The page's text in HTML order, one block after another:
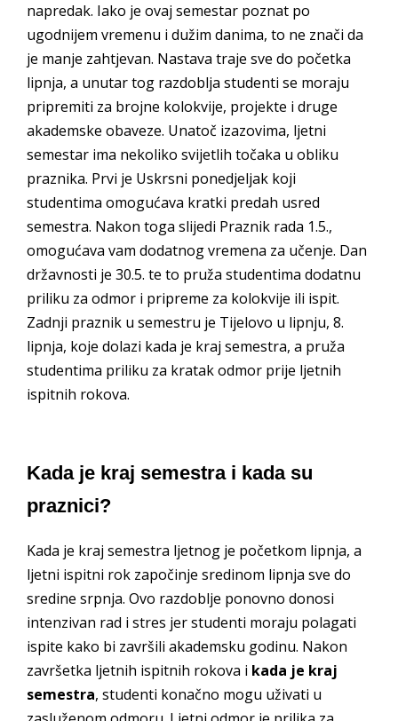
napredak. Iako je ovaj semestar poznat po
ugodnijem vremenu i dužim danima, to ne znači da
je manje zahtjevan. Nastava traje sve do početka
lipnja, a unutar tog razdoblja studenti se moraju
pripremiti za brojne kolokvije, projekte i druge
akademske obaveze. Unatoč izazovima, ljetni
semestar ima nekoliko svijetlih točaka u obliku
praznika. Prvi je Uskrsni ponedjeljak koji
studentima omogućava kratki predah usred
semestra. Nakon toga slijedi Praznik rada 1.5.,
omogućava vam dodatnog vremena za učenje. Dan
državnosti je 30.5. te to pruža studentima dodatnu
priliku za odmor i pripreme za kolokvije ili ispit.
Zadnji praznik u semestru je Tijelovo u lipnju, 8.
lipnja, koje dolazi kada je kraj semestra, a pruža
studentima priliku za kratak odmor prije ljetnih
ispitnih rokova.
Kada je kraj semestra i kada su
praznici?
Kada je kraj semestra ljetnog je početkom lipnja, a
ljetni ispitni rok započinje sredinom lipnja sve do
sredine srpnja. Ovo razdoblje ponovno donosi
intenzivan rad i stres jer studenti moraju polagati
ispite kako bi završili akademsku godinu. Nakon
završetka ljetnih ispitnih rokova i kada je kraj
semestra, studenti konačno mogu uživati u